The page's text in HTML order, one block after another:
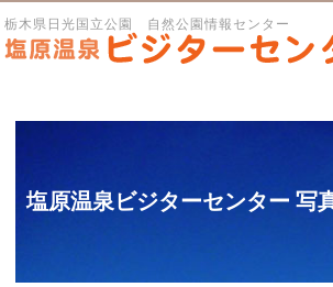
栃木県日光国立公園 自然公園情報センター
塩原温泉ビジターセンター 写